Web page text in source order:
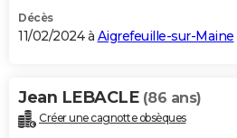
Décès
11/02/2024 à Aigrefeuille-sur-Maine
Jean LEBACLE (86 ans)
Créer une cagnotte obsèques